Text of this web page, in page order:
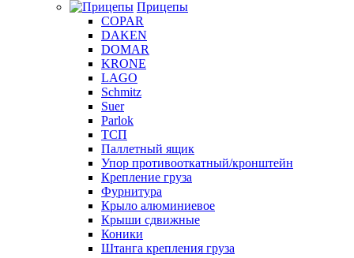
Прицепы
COPAR
DAKEN
DOMAR
KRONE
LAGO
Schmitz
Suer
Parlok
ТСП
Паллетный ящик
Упор противооткатный/кронштейн
Крепление груза
Фурнитура
Крыло алюминиевое
Крыши сдвижные
Коники
Штанга крепления груза